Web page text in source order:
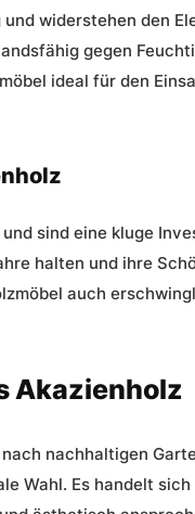
widerstehen den
gegen
ideal für den
sind eine kluge
halten und ihre
auch
Akazienholz
nachhaltigen
Wahl. Es handelt